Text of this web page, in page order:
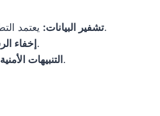
تشفير البيانات:يعتمد التطبيق على تقنيات تشفير متقدمة لحماية البيانات أثناء النقل.
إخفاءيسمح بإخفاء الرسائل الخاصة، مما يعزز الخصوصية.
التنبيهاتيوفر تنبيهات في حالة رصد أي نشاط مريب على حسابك.